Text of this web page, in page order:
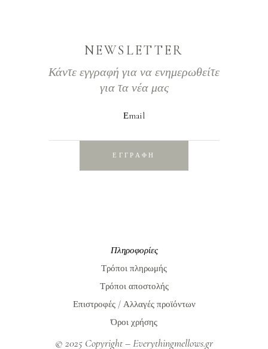
NEWSLETTER
Κάντε εγγραφή για να ενημερωθείτε
για τα νέα μας
Εmail
ΕΓΓΡΑΦΗ
Πληροφορίες
Τρόποι πληρωμής
Τρόποι αποστολής
Επιστροφές / Αλλαγές προϊόντων
Όροι χρήσης
© 2025 Copyright – Everythingmellows.gr